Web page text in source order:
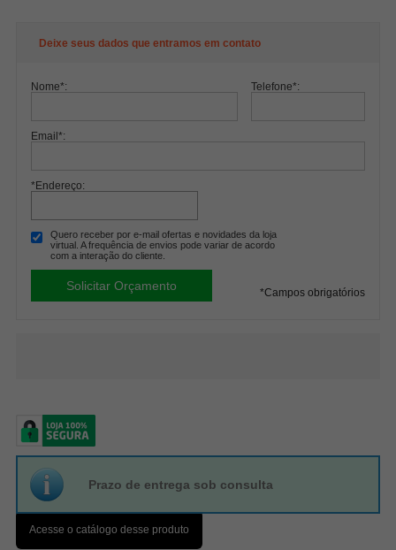
Deixe seus dados que entramos em contato
Nome*: Telefone*:
Email *:
*Endereço:
Quero receber por e-mail ofertas e novidades da loja
virtual. A frequência de envios pode variar de acordo
com a interação do cliente.
*Campos obrigatórios
Prazo de entrega sob consulta
Acesse o catálogo desse produto